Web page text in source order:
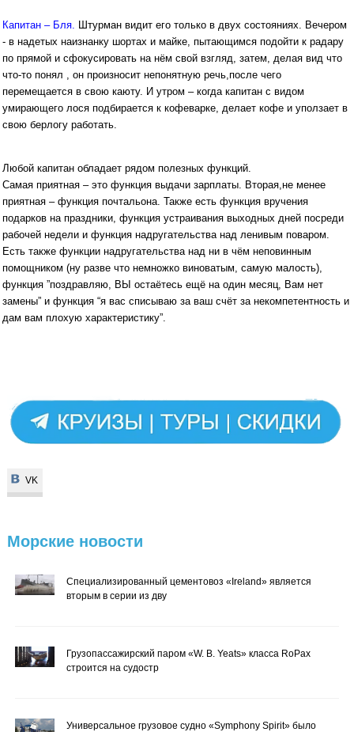
Капитан – Бля. Штурман видит его только в двух состояниях. Вечером
- в надетых наизнанку шортах и майке, пытающимся подойти к радару
по прямой и сфокусировать на нём свой взгляд, затем, делая вид что
что-то понял , он произносит непонятную речь,после чего
перемещается в свою каюту. И утром – когда капитан с видом
умирающего лося подбирается к кофеварке, делает кофе и уползает в
свою берлогу работать.
Любой капитан обладает рядом полезных функций.
Самая приятная – это функция выдачи зарплаты. Вторая,не менее
приятная – функция почтальона. Также есть функция вручения
подарков на праздники, функция устраивания выходных дней посреди
рабочей недели и функция надругательства над ленивым поваром.
Есть также функции надругательства над ни в чём неповинным
помощником (ну разве что немножко виноватым, самую малость),
функция ”поздравляю, ВЫ остаётесь ещё на один месяц, Вам нет
замены” и функция “я вас списываю за ваш счёт за некомпетентность и
дам вам плохую характеристику”.
VK
VK
Морские новости
Специализированный цементовоз «Ireland» является
вторым в серии из дву
Грузопассажирский паром «W. B. Yeats» класса RoPax
строится на судостр
Универсальное грузовое судно «Symphony Spirit» было